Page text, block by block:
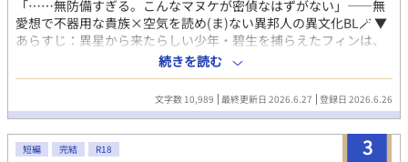
「……無防備すぎる。こんなマヌケが密偵なはずがない」——無
愛想で不器用な貴族×空気を読め(ま)ない異邦人の異文化BL🪄 ▼
あらすじ：異星から来たらしい少年・碧生を捕らえたフィンは、
彼の監視と調査を命じられる。 職務の一環として淡々と対応する
が、少年の人なつっこさやあまりの危機意識のなさに、次第にペ
ースを崩されていくフィン。 監視対象、異邦人、国家機密。そう
扱うべき相手のはずなのに、フィンの記録にはしだいに余計な観
語です。
続きを読む
文字数 10,989 最終更新日 2026.6.27 登録日 2026.6.26
3
短編 完結 R18